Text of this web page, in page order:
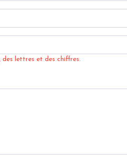
des lettres et des chiffres.